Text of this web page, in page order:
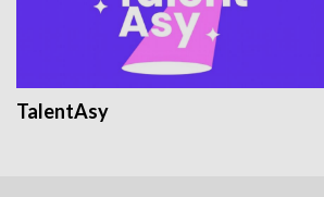
TalentAsy